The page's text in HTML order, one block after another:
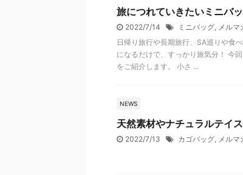
旅につれていきたいミニバ
2022/7/14 ミニバッグ, メル
日帰り旅行や長期旅行、SA巡りや食
になるだけで、すっかり旅気分！ 今
をご紹介します。 小さ ...
NEWS
天然素材やナチュラルテイ
2022/7/13 カゴバッグ, メル